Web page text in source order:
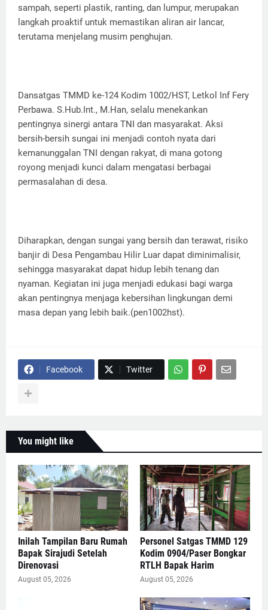
sampah, seperti plastik, ranting, dan lumpur, merupakan
langkah proaktif untuk memastikan aliran air lancar,
terutama menjelang musim penghujan.
Dansatgas TMMD ke-124 Kodim 1002/HST, Letkol Inf Fery
Perbawa. S.Hub.Int., M.Han, selalu menekankan
pentingnya sinergi antara TNI dan masyarakat. Aksi
bersih-bersih sungai ini menjadi contoh nyata dari
kemanunggalan TNI dengan rakyat, di mana gotong
royong menjadi kunci dalam mengatasi berbagai
permasalahan di desa.
Diharapkan, dengan sungai yang bersih dan terawat, risiko
banjir di Desa Pengambau Hilir Luar dapat diminimalisir,
sehingga masyarakat dapat hidup lebih tenang dan
nyaman. Kegiatan ini juga menjadi edukasi bagi warga
akan pentingnya menjaga kebersihan lingkungan demi
masa depan yang lebih baik.(pen1002hst).
Facebook Twitter
You might like
Inilah Tampilan Baru Rumah
Bapak Sirajudi Setelah
Direnovasi
August 05, 2026
Personel Satgas TMMD 129
Kodim 0904/Paser Bongkar
RTLH Bapak Harim
August 05, 2026